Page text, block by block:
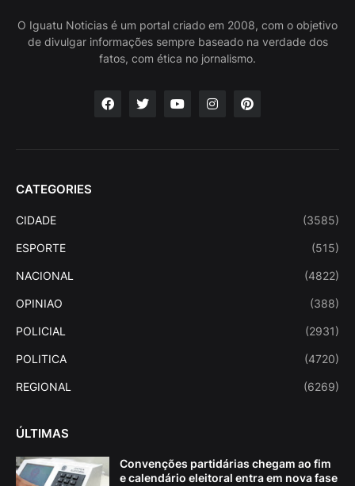
O Iguatu Noticias é um portal criado em 2008, com o objetivo
de divulgar informações sempre baseado na verdade dos
fatos, com ética no jornalismo.
CATEGORIES
CIDADE (3585)
ESPORTE (515)
NACIONAL (4822)
OPINIAO (388)
POLICIAL (2931)
POLITICA (4720)
REGIONAL (6269)
ÚLTIMAS
Convenções partidárias chegam ao fim
e calendário eleitoral entra em nova fase